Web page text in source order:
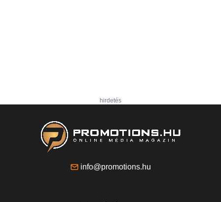
hirdetés
info@promotions.hu